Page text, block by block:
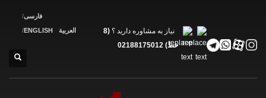
نیاز به مشاوره دارید ؟ (8
خط) 02188175012
فارسی
ENGLISH
العربية